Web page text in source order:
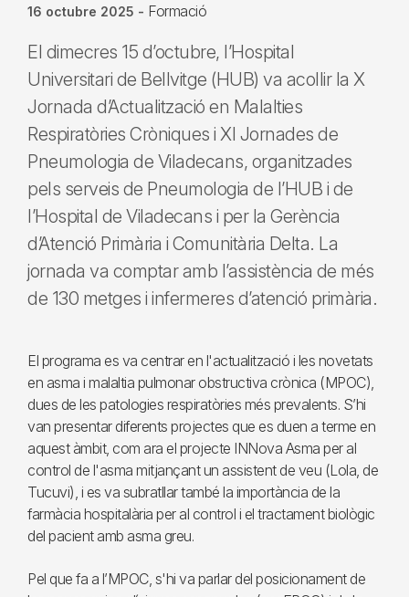
16 octubre 2025 - Formació
El dimecres 15 d’octubre, l’Hospital
Universitari de Bellvitge (HUB) va acollir la X
Jornada d’Actualització en Malalties
Respiratòries Cròniques i XI Jornades de
Pneumologia de Viladecans, organitzades
pels serveis de Pneumologia de l’HUB i de
l’Hospital de Viladecans i per la Gerència
d’Atenció Primària i Comunitària Delta. La
jornada va comptar amb l’assistència de més
de 130 metges i infermeres d’atenció primària.
El programa es va centrar en l'actualització i les novetats
en asma i malaltia pulmonar obstructiva crònica (MPOC),
dues de les patologies respiratòries més prevalents. S’hi
van presentar diferents projectes que es duen a terme en
aquest àmbit, com ara el projecte INNova Asma per al
control de l'asma mitjançant un assistent de veu (Lola, de
Tucuvi), i es va subratllar també la importància de la
farmàcia hospitalària per al control i el tractament biològic
del pacient amb asma greu.
Pel que fa a l’MPOC, s'hi va parlar del posicionament de